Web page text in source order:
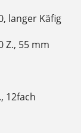
langer Käfig
Z., 55 mm
12fach